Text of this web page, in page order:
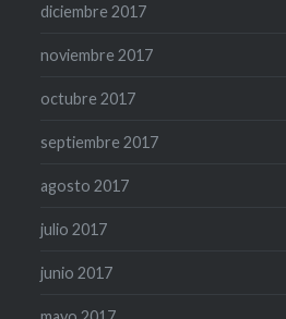
diciembre 2017
noviembre 2017
octubre 2017
septiembre 2017
agosto 2017
julio 2017
junio 2017